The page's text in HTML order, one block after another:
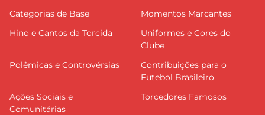
Categorias de Base
Momentos Marcantes
Hino e Cantos da Torcida
Uniformes e Cores do
Clube
Polêmicas e Controvérsias
Contribuições para o
Futebol Brasileiro
Ações Sociais e
Comunitárias
Torcedores Famosos